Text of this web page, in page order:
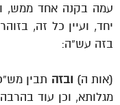
עמה בקנה אחד ממש,
יחד, ועיין כל זה,
בזה עש”ה:
(אות ה) ובזה תבין
מגלותא, וכן עוד